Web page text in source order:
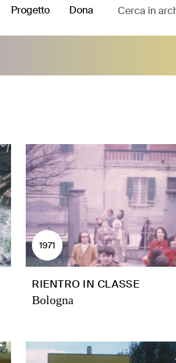
Progetto Dona
1971
RIENTRO IN CLASSE
Bologna